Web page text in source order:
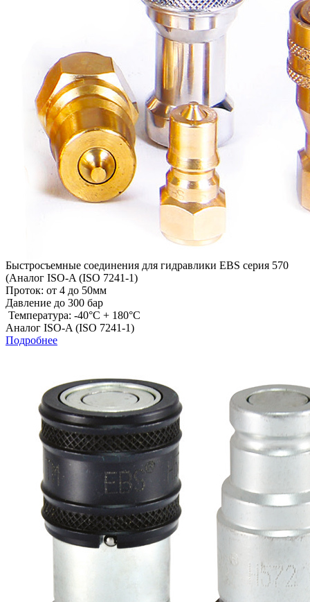
Быстросъемные соединения для гидравлики EBS серия 570
(Аналог ISO-A (ISO 7241-1)
Проток: от 4 до 50мм
Давление до 300 бар
Температура: -40°C + 180°C
Аналог ISO-A (ISO 7241-1)
Подробнее